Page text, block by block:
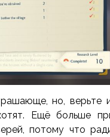
но, верьте
Ещё больше
потому что